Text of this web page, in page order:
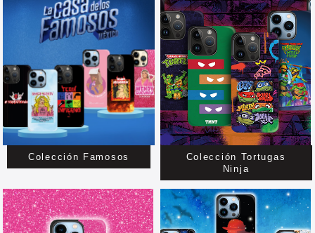
Colección Famosos
Colección Tortugas
Ninja